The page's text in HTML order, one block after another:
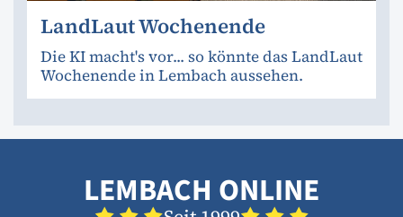
LandLaut Wochenende
Die KI macht's vor... so könnte das LandLaut
Wochenende in Lembach aussehen.
LEMBACH ONLINE